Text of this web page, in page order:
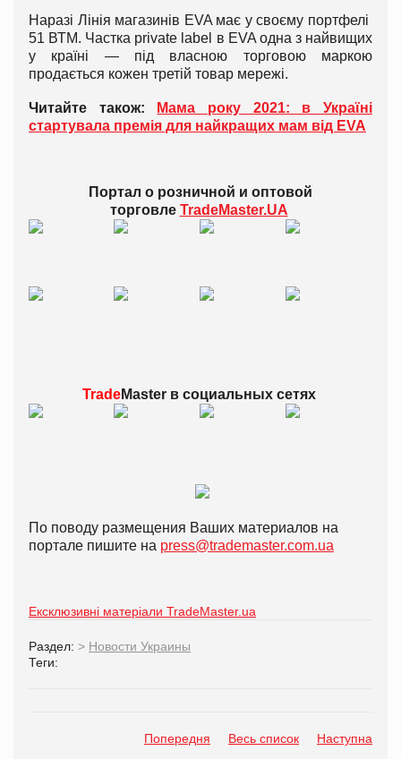
Наразі Лінія магазинів EVA має у своєму портфелі
51 ВТМ. Частка private label в EVA одна з найвищих
у країні — під власною торговою маркою
продається кожен третій товар мережі.
Читайте також:
Мама року 2021: в Україні
стартувала премія для найкращих мам від EVA
Портал о розничной и оптовой
торговле TradeMaster.UA
TradeMaster всоциальных сетях
По поводу размещения Ваших материалов на
портале пишите на press@trademaster.com.ua
Ексклюзивні матеріали TradeMaster.ua
Раздел: > Новости Украины
Теги:
Попередня Весь список Наступна